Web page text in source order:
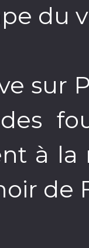
du
sur
à la
de